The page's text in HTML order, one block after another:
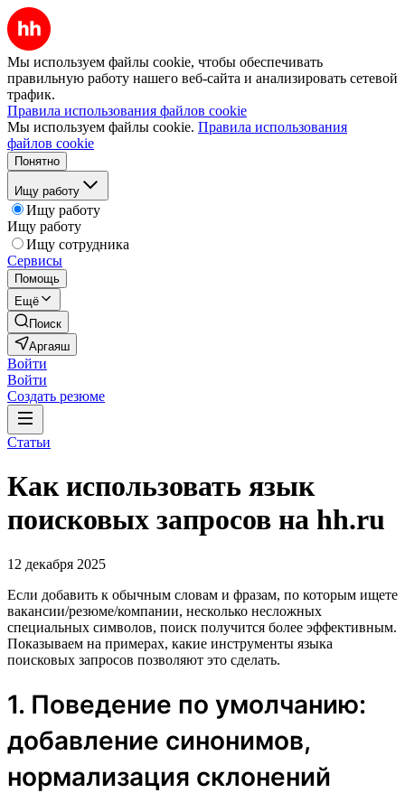
Мы используем файлы cookie, чтобы обеспечивать
правильную работу нашего веб-сайта и анализировать сетевой
трафик.
Правила использования файлов cookie
Мы используем файлы cookie. Правила использования
файлов cookie
Понятно
Ищу работу
Ищу работу
Ищу работу
Ищу сотрудника
Сервисы
Помощь
Ещё
Поиск
Аргаяш
Войти
Войти
Создать резюме
Статьи
Как использовать язык
поисковых запросов на hh.ru
12 декабря 2025
Если добавить к обычным словам и фразам, по которым ищете
вакансии/резюме/компании, несколько несложных
специальных символов, поиск получится более эффективным.
Показываем на примерах, какие инструменты языка
поисковых запросов позволяют это сделать.
1. Поведение по умолчанию:
добавление синонимов,
нормализация склонений